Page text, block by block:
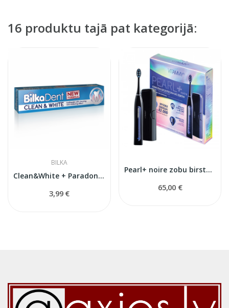
16 produktu tajā pat kategorijā:
BILKA
Clean&White + Paradont Bilkadent zobu pasta
3,99 €
Pearl+ noire zobu birste ultraskaņas
65,00 €